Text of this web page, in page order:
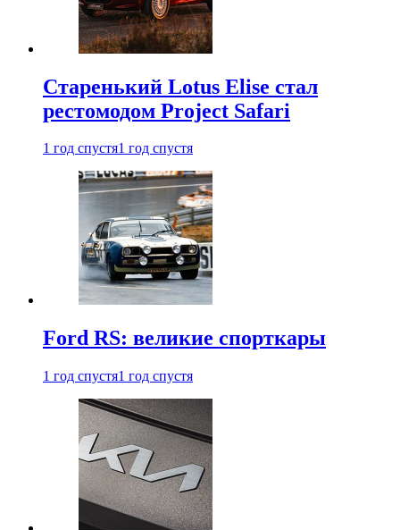
Старенький Lotus Elise стал
рестомодом Project Safari
1 год спустя1 год спустя
Ford RS: великие спорткары
1 год спустя1 год спустя